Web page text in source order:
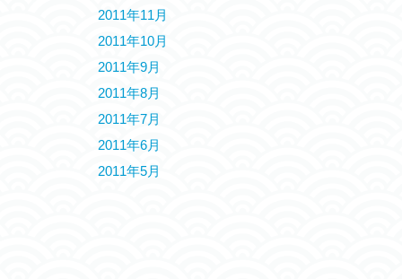
2011年11月
2011年10月
2011年9月
2011年8月
2011年7月
2011年6月
2011年5月